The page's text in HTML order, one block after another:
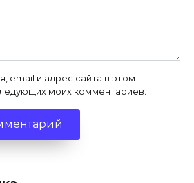
email и адрес сайта в этом
моих комментариев.